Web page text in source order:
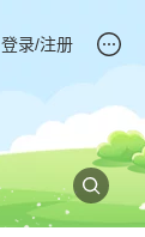
股票 AI
登录/注册